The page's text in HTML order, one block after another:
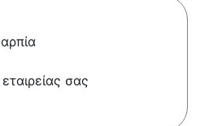
σας